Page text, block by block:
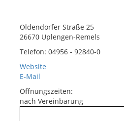
Oldendorfer Straße 25
26670 Uplengen-Remels
Telefon: 04956 - 92840-0
Website
E-Mail
Öffnungszeiten:
nach Vereinbarung